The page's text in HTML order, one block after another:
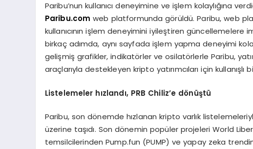
Paribu’nun kullanıcı deneyimine ve işlem kolaylığına
Paribu.com web platformunda görüldü. Paribu, web
kullanıcının işlem deneyimini iyileştiren
birkaç adımda, aynı sayfada işlem yapma deneyimi
gelişmiş grafikler, indikatörler ve osilatörlerle Paribu,
araçlarıyla destekleyen kripto yatırımcıları için
Listelemeler hızlandı, PRB Chiliz’e dönüştü
Paribu, son dönemde hızlanan kripto varlık
üzerine taşıdı. Son dönemin popüler projeleri World
temsilcilerinden Pump.fun (PUMP) ve yapay zeka